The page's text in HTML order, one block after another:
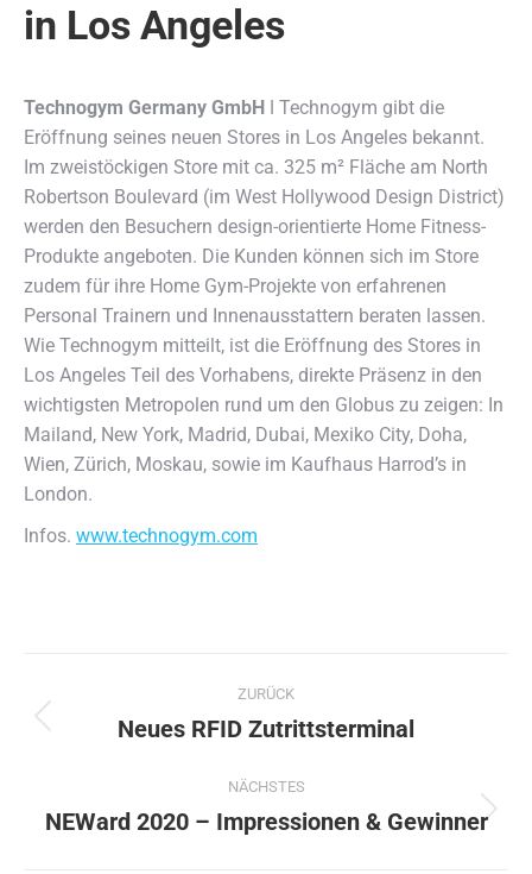
in Los Angeles
Technogym Germany GmbH ǀ Technogym gibt die
Eröffnung seines neuen Stores in Los Angeles bekannt.
Im zweistöckigen Store mit ca. 325 m² Fläche am North
Robertson Boulevard (im West Hollywood Design District)
werden den Besuchern design-orientierte Home Fitness-
Produkte angeboten. Die Kunden können sich im Store
zudem für ihre Home Gym-Projekte von erfahrenen
Personal Trainern und Innenausstattern beraten lassen.
Wie Technogym mitteilt, ist die Eröffnung des Stores in
Los Angeles Teil des Vorhabens, direkte Präsenz in den
wichtigsten Metropolen rund um den Globus zu zeigen: In
Mailand, New York, Madrid, Dubai, Mexiko City, Doha,
Wien, Zürich, Moskau, sowie im Kaufhaus Harrod’s in
London.
Infos. www.technogym.com
Kommentarnavigation
ZURÜCK
Vorheriger
Neues RFID Zutrittsterminal
NÄCHSTES
Nächster
NEWard 2020 – Impressionen & Gewinner